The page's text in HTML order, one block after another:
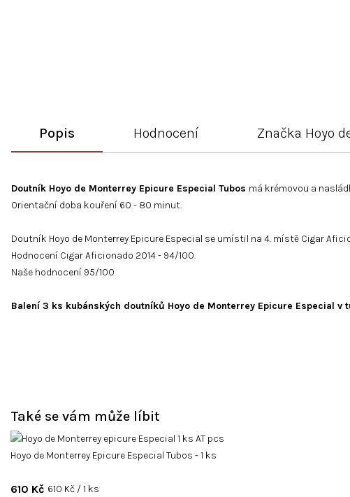
Popis Hodnocení Značka Hoyo
Doutník Hoyo de Monterrey Epicure Especial Tubos má krémovou a
Orientační doba kouření 60 - 80 minut.
Doutník Hoyo de Monterrey Epicure Especial se umístil na 4. místě Cigar
Hodnocení Cigar Aficionado 2014 - 94/100.
Naše hodnocení 95/100
Balení 3 ks kubánských doutníků Hoyo de Monterrey Epicure Especial v
Také se vám může líbit
Hoyo de Monterrey Epicure Especial Tubos - 1 ks
610 Kč Měrná
610 Kč / 1 ks